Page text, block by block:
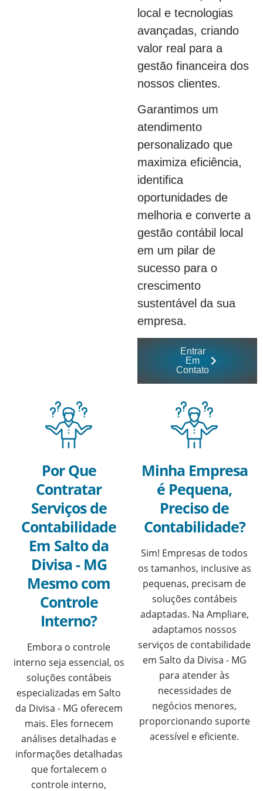
local e tecnologias
avançadas, criando
valor real para a
gestão financeira dos
nossos clientes.
Garantimos um
atendimento
personalizado que
maximiza eficiência,
identifica
oportunidades de
melhoria e converte a
gestão contábil local
em um pilar de
sucesso para o
crescimento
sustentável da sua
empresa.
Entrar
Em
Contato
Por Que
Contratar
Serviços de
Contabilidade
Em Salto da
Divisa - MG
Mesmo com
Controle
Interno?
Embora o controle
interno seja essencial, os
soluções contábeis
especializadas em Salto
da Divisa - MG oferecem
mais. Eles fornecem
análises detalhadas e
informações detalhadas
que fortalecem o
controle interno,
Minha Empresa
é Pequena,
Preciso de
Contabilidade?
Sim! Empresas de todos
os tamanhos, inclusive as
pequenas, precisam de
soluções contábeis
adaptadas. Na Ampliare,
adaptamos nossos
serviços de contabilidade
em Salto da Divisa - MG
para atender às
necessidades de
negócios menores,
proporcionando suporte
acessível e eficiente.